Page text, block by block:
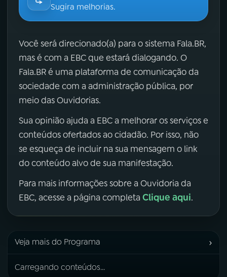
Sugira melhorias.
Você será direcionado(a) para o sistema Fala.BR,
mas é com a EBC que estará dialogando. O
Fala.BR é uma plataforma de comunicação da
sociedade com a administração pública, por
meio das Ouvidorias.
Sua opinião ajuda a EBC a melhorar os serviços e
conteúdos ofertados ao cidadão. Por isso, não
se esqueça de incluir na sua mensagem o link
do conteúdo alvo de sua manifestação.
Para mais informações sobre a Ouvidoria da
EBC, acesse a página completa Clique aqui.
Veja mais do Programa ›
Carregando conteúdos...